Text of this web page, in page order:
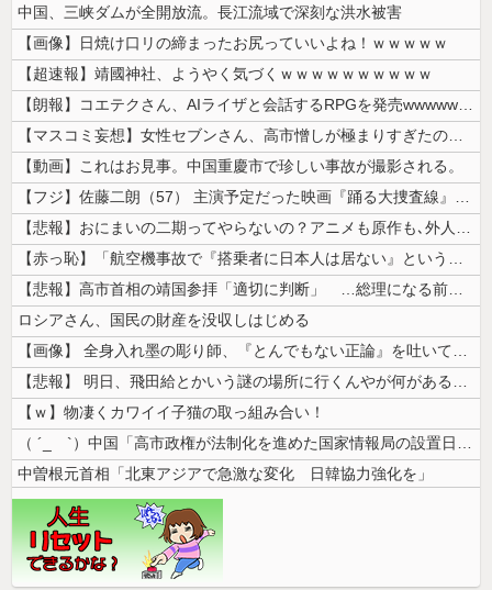
中国、三峡ダムが全開放流。長江流域で深刻な洪水被害
【画像】日焼け口リの締まったお尻っていいよね！ｗｗｗｗｗ
【超速報】靖國神社、ようやく気づくｗｗｗｗｗｗｗｗｗｗ
【朗報】コエテクさん、AIライザと会話するRPGを発売wwwwwwww...
【マスコミ妄想】女性セブンさん、高市憎しが極まりすぎたのか、過去一級の...
【動画】これはお見事。中国重慶市で珍しい事故が撮影される。
【フジ】佐藤二朗（57） 主演予定だった映画『踊る大捜査線』スピンオフ...
【悲報】おにまいの二期ってやらないの？アニメも原作も､外人からも人気あ...
【赤っ恥】「航空機事故で『搭乗者に日本人は居ない』という発表は嫌い。人...
【悲報】高市首相の靖国参拝「適切に判断」 …総理になる前の昨年は参拝
ロシアさん、国民の財産を没収しはじめる
【画像】 全身入れ墨の彫り師、『とんでもない正論』を吐いて30万再生さ...
【悲報】 明日、飛田給とかいう謎の場所に行くんやが何があるんや????...
【ｗ】物凄くカワイイ子猫の取っ組み合い！
（ ´_ゝ`）中国「高市政権が法制化を進めた国家情報局の設置日が7月3...
中曽根元首相「北東アジアで急激な変化 日韓協力強化を」